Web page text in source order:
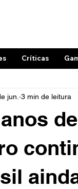
Críticas
jun. 3 min de leitura